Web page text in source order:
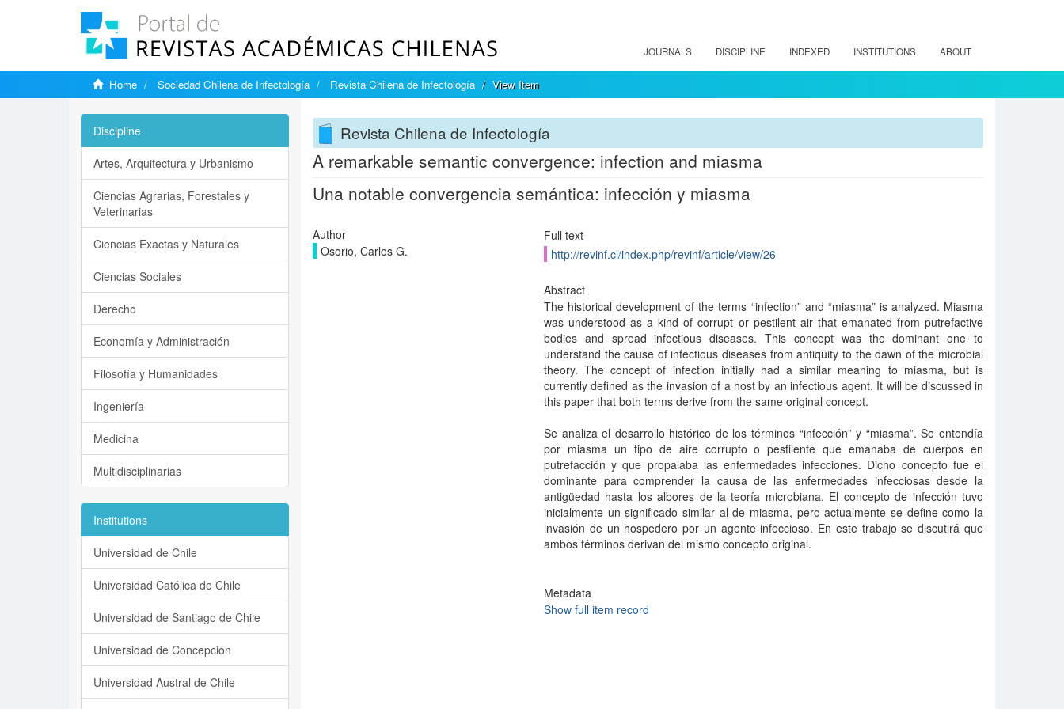
JOURNALS DISCIPLINE INDEXED INSTITUTIONS ABOUT
Home Sociedad Chilena de Infectología Revista Chilena de Infectología View Item
Revista Chilena de Infectología
A remarkable semantic convergence: infection and miasma
Una notable convergencia semántica: infección y miasma
Author
Osorio, Carlos G.
Full text
http://revinf.cl/index.php/revinf/article/view/26
Abstract
The historical development of the terms “infection” and “miasma” is analyzed. Miasma
was understood as a kind of corrupt or pestilent air that emanated from putrefactive
bodies and spread infectious diseases. This concept was the dominant one to
understand the cause of infectious diseases from antiquity to the dawn of the microbial
theory. The concept of infection initially had a similar meaning to miasma, but is
currently defined as the invasion of a host by an infectious agent. It will be discussed in
this paper that both terms derive from the same original concept.
Se analiza el desarrollo histórico de los términos “infección” y “miasma”. Se entendía
por miasma un tipo de aire corrupto o pestilente que emanaba de cuerpos en
putrefacción y que propalaba las enfermedades infecciones. Dicho concepto fue el
dominante para comprender la causa de las enfermedades infecciosas desde la
antigüedad hasta los albores de la teoría microbiana. El concepto de infección tuvo
inicialmente un significado similar al de miasma, pero actualmente se define como la
invasión de un hospedero por un agente infeccioso. En este trabajo se discutirá que
ambos términos derivan del mismo concepto original.
Metadata
Show full item record
Discipline
Artes, Arquitectura y Urbanismo
Ciencias Agrarias, Forestales y
Veterinarias
Ciencias Exactas y Naturales
Ciencias Sociales
Derecho
Economía y Administración
Filosofía y Humanidades
Ingeniería
Medicina
Multidisciplinarias
Institutions
Universidad de Chile
Universidad Católica de Chile
Universidad de Santiago de Chile
Universidad de Concepción
Universidad Austral de Chile